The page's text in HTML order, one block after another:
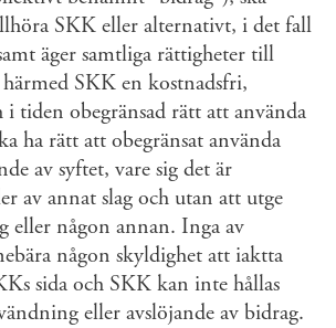
SKK eller alternativt, i det fall
äger samtliga rättigheter till
SKK en kostnadsfri,
tiden obegränsad rätt att använda
ha rätt att obegränsat använda
av syftet, vare sig det är
av annat slag och utan att utge
eller någon annan. Inga av
någon skyldighet att iaktta
sida och SKK kan inte hållas
eller avslöjande av bidrag.